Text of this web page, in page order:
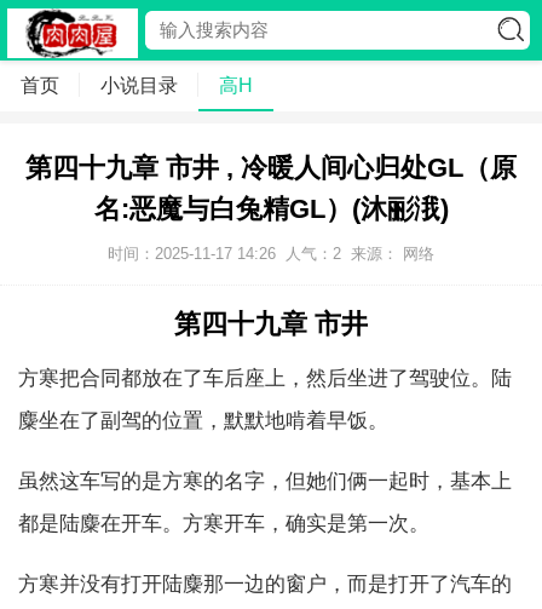
首页 小说目录 高H
第四十九章 市井 , 冷暖人间心归处GL（原
名:恶魔与白兔精GL）(沐彨涐)
时间：2025-11-17 14:26 人气： 2 来源： 网络
第四十九章 市井
方寒把合同都放在了车后座上，然后坐进了驾驶位。陆
麋坐在了副驾的位置，默默地啃着早饭。
虽然这车写的是方寒的名字，但她们俩一起时，基本上
都是陆麋在开车。方寒开车，确实是第一次。
方寒并没有打开陆麋那一边的窗户，而是打开了汽车的